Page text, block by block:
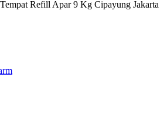
Tempat Refill Apar 9 Kg Cipayung Jakarta